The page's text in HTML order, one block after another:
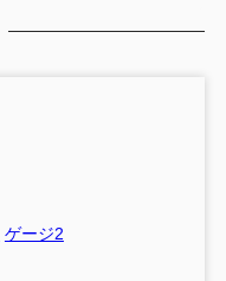
ゲージ2